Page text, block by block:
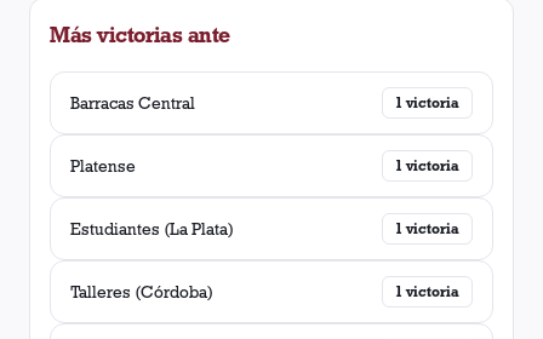
Más victorias ante
Barracas Central 1 victoria
Platense 1 victoria
Estudiantes (La Plata) 1 victoria
Talleres (Córdoba) 1 victoria